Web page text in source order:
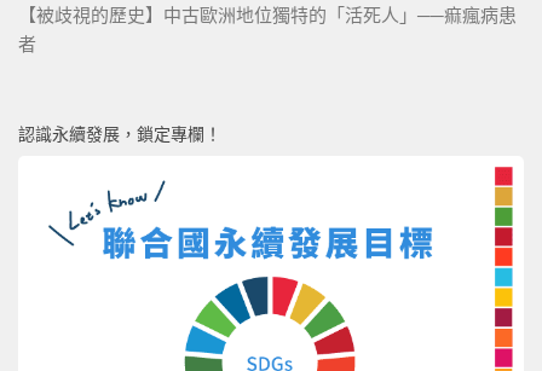
【被歧視的歷史】中古歐洲地位獨特的「活死人」──痲瘋病患
者
認識永續發展，鎖定專欄！